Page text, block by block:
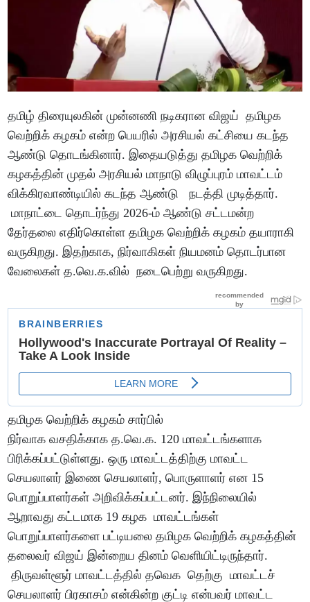
தமிழ் திரையுலகின் முன்னணி நடிகரான விஜய் தமிழக
வெற்றிக் கழகம் என்ற பெயரில் அரசியல் கட்சியை கடந்த
ஆண்டு தொடங்கினார். இதையடுத்து தமிழக வெற்றிக்
கழகத்தின் முதல் அரசியல் மாநாடு விழுப்புரம் மாவட்டம்
விக்கிரவாண்டியில் கடந்த ஆண்டு நடத்தி முடித்தார்.
மாநாட்டை தொடர்ந்து 2026-ம் ஆண்டு சட்டமன்ற
தேர்தலை எதிர்கொள்ள தமிழக வெற்றிக் கழகம் தயாராகி
வருகிறது. இதற்காக, நிர்வாகிகள் நியமனம் தொடர்பான
வேலைகள் த.வெ.க.வில் நடைபெற்று வருகிறது.
தமிழக வெற்றிக் கழகம் சார்பில்
நிர்வாக வசதிக்காக த.வெ.க. 120 மாவட்டங்களாக
பிரிக்கப்பட்டுள்ளது. ஒரு மாவட்டத்திற்கு மாவட்ட
செயலாளர் இணை செயலாளர், பொருளாளர் என 15
பொறுப்பாளர்கள் அறிவிக்கப்பட்டனர். இந்நிலையில்
ஆறாவது கட்டமாக 19 கழக மாவட்டங்கள்
பொறுப்பாளர்களை பட்டியலை தமிழக வெற்றிக் கழகத்தின்
தலைவர் விஜய் இன்றைய தினம் வெளியிட்டிருந்தார்.
திருவள்ளூர் மாவட்டத்தில் தவெக தெற்கு மாவட்டச்
செயலாளர் பிரகாசம் என்கின்ற குட்டி என்பவர் மாவட்ட